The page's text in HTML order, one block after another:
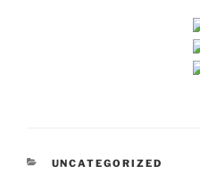
CATEGORÍAS
UNCATEGORIZED